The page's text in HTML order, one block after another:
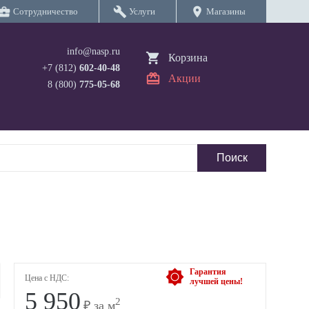
Сотрудничество build Услуги location_on Магазины
info@nasp.ru
+7 (812) 602-40-48
8 (800) 775-05-68
Корзина
Акции
Гарантия
лучшей цены!
Цена с НДС:
5 950 ₽ за м2